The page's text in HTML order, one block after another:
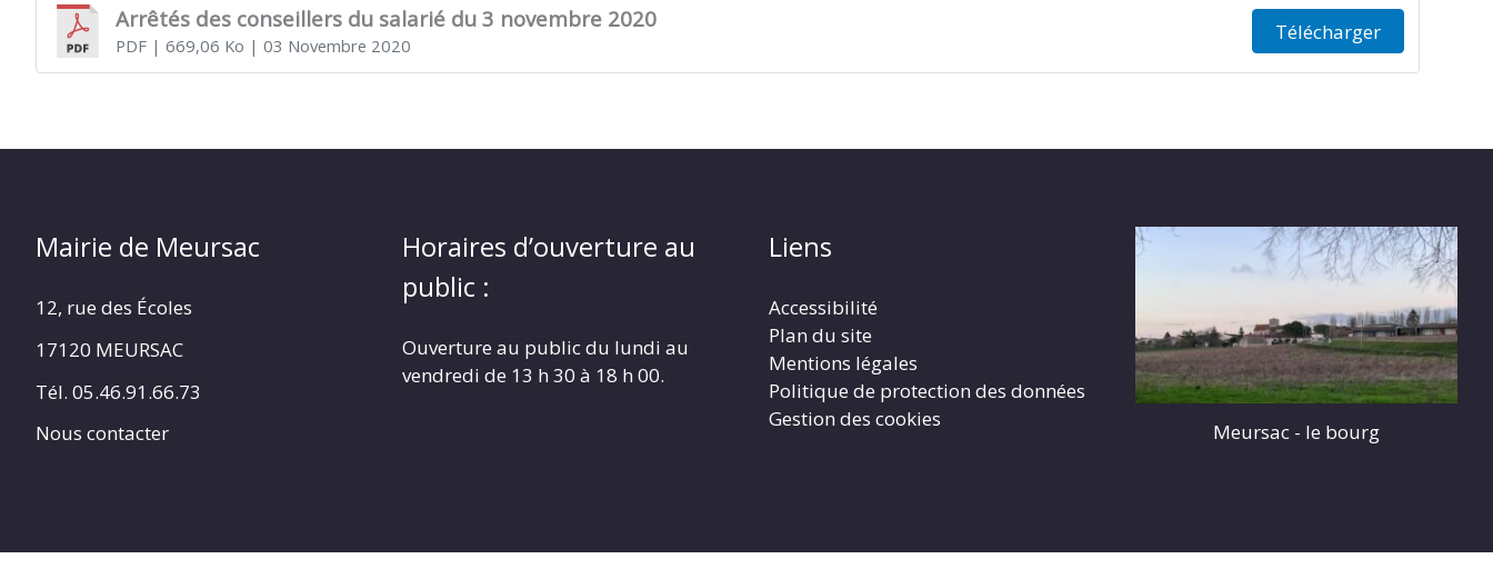
Arrêtés des conseillers du salarié du 3 novembre 2020
PDF| 669,06 Ko | 03 Novembre 2020
Télécharger
Mairie de Meursac
12, rue des Écoles
17120 MEURSAC
Tél. 05.46.91.66.73
Nous contacter
Horaires d’ouverture au
public :
Ouverture au public du lundi au
vendredi de 13 h 30 à 18 h 00.
Liens
Accessibilité
Plan du site
Mentions légales
Politique de protection des données
Gestion des cookies
Meursac - le bourg